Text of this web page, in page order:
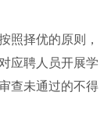
照择优的原则，
应聘人员开展学
查未通过的不得